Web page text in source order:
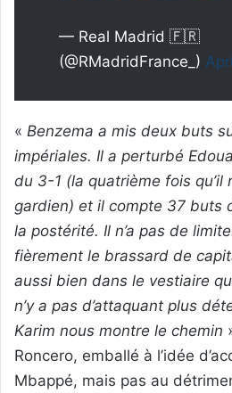
— Real Madrid 🇫🇷
(@RMadridFrance_)
« Benzema a mis deux buts
impériales. Il a perturbé
du 3-1 (la quatrième fois
gardien) et il compte 37 buts
la postérité. Il n’a pas de
fièrement le brassard de
aussi bien dans le vestiaire
n’y a pas d’attaquant plus
Karim nous montre le chemin
Roncero, emballé à l’idée
Mbappé, mais pas au